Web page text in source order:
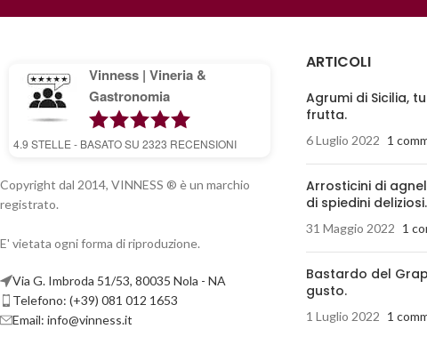
Vinness | Vineria &
Gastronomia
4.9 STELLE - BASATO SU 2323 RECENSIONI
Copyright dal 2014, VINNESS ® è un marchio
registrato.
E' vietata ogni forma di riproduzione.
Via G. Imbroda 51/53, 80035 Nola - NA
Telefono: (+39) 081 012 1653
Email: info@vinness.it
ARTICOLI
Agrumi di Sicilia,
frutta.
6 Luglio 2022 1
Arrosticini di
di spiedini deliziosi.
31 Maggio 2022 1
Bastardo del
gusto.
1 Luglio 2022 1